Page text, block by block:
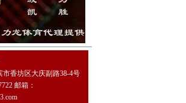
市香坊区大庆副路38-4号
邮箱：